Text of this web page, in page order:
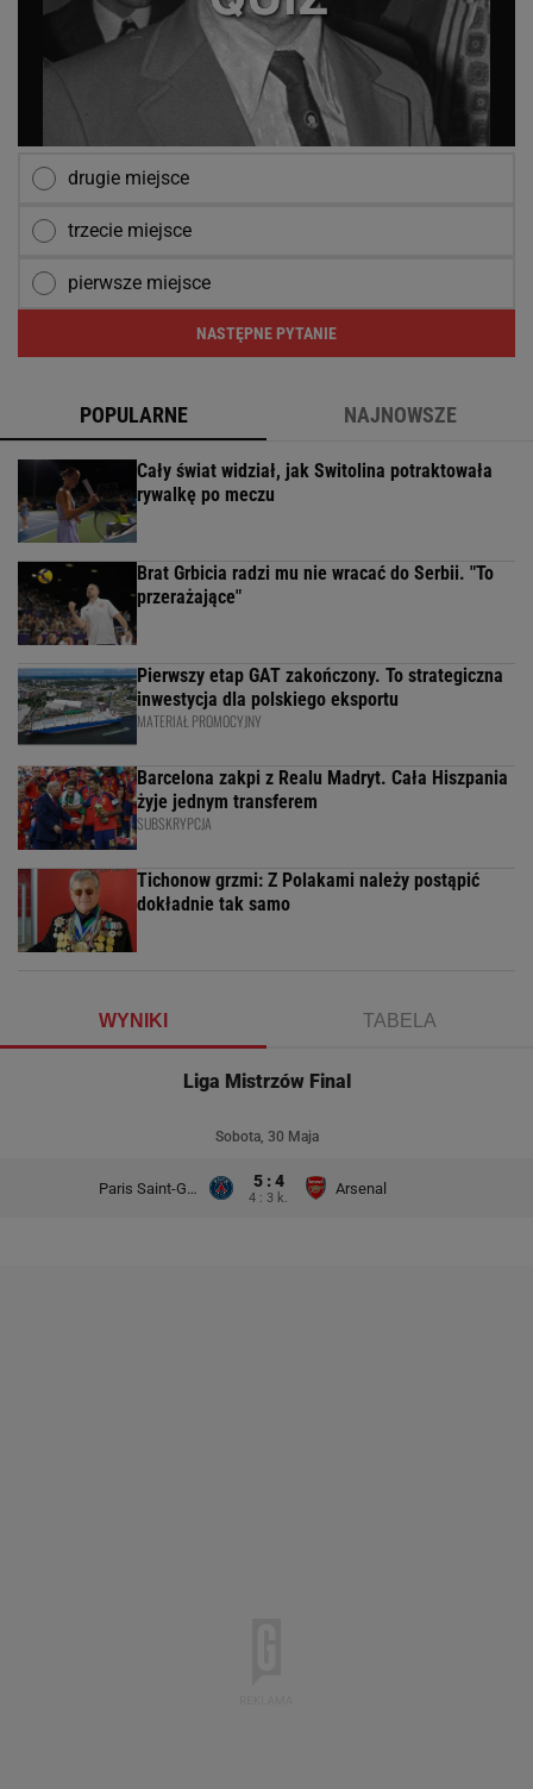
drugie miejsce
trzecie miejsce
pierwsze miejsce
NASTĘPNE PYTANIE
POPULARNE NAJNOWSZE
Cały świat widział, jak Switolina potraktowała
rywalkę po meczu
Brat Grbicia radzi mu nie wracać do Serbii. "To
przerażające"
Pierwszy etap GAT zakończony. To strategiczna
inwestycja dla polskiego eksportu
MATERIAŁ PROMOCYJNY
Barcelona zakpi z Realu Madryt. Cała Hiszpania
żyje jednym transferem
SUBSKRYPCJA
Tichonow grzmi: Z Polakami należy postąpić
dokładnie tak samo
WYNIKI TABELA
Liga Mistrzów Final
Sobota, 30 Maja
Paris Saint-Germain 5 : 4
4 : 3 k.
Arsenal